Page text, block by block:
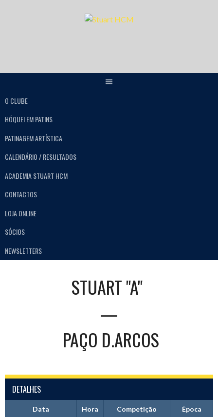
O CLUBE
HÓQUEI EM PATINS
PATINAGEM ARTÍSTICA
CALENDÁRIO / RESULTADOS
ACADEMIA STUART HCM
CONTACTOS
LOJA ONLINE
SÓCIOS
NEWSLETTERS
STUART "A"
—
PAÇO D.ARCOS
DETALHES
Data Hora Competição Época